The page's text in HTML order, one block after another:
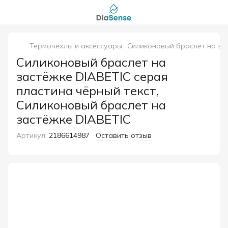
Термочехлы и аксессуары Силиконовый браслет на
Силиконовый браслет на
застёжке DIABETIC серая
пластина чёрный текст,
Силиконовый браслет на
застёжке DIABETIC
Артикул: 2186614987 Оставить отзыв